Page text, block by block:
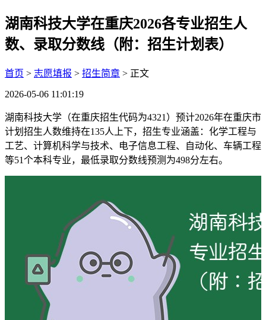
湖南科技大学在重庆2026各专业招生人
数、录取分数线（附：招生计划表）
首页 > 志愿填报 > 招生简章 > 正文
2026-05-06 11:01:19
湖南科技大学（在重庆招生代码为4321）预计2026年在重庆市
计划招生人数维持在135人上下，招生专业涵盖：化学工程与
工艺、计算机科学与技术、电子信息工程、自动化、车辆工程
等51个本科专业，最低录取分数线预测为498分左右。